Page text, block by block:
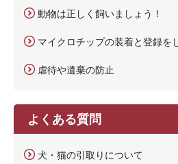
動物は正しく飼いましょう！
マイクロチップの装着と登録を
虐待や遺棄の防止
よくある質問
犬・猫の引取りについて